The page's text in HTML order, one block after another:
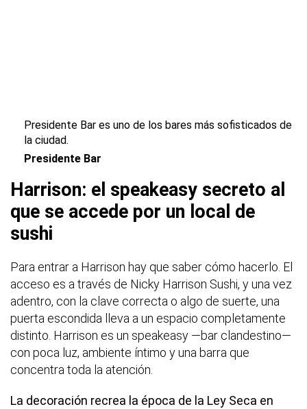
Presidente Bar es uno de los bares más sofisticados de
la ciudad.
Presidente Bar
Harrison: el speakeasy secreto al
que se accede por un local de
sushi
Para entrar a Harrison hay que saber cómo hacerlo. El
acceso es a través de Nicky Harrison Sushi, y una vez
adentro, con la clave correcta o algo de suerte, una
puerta escondida lleva a un espacio completamente
distinto. Harrison es un speakeasy —bar clandestino—
con poca luz, ambiente íntimo y una barra que
concentra toda la atención.
La decoración recrea la época de la Ley Seca en